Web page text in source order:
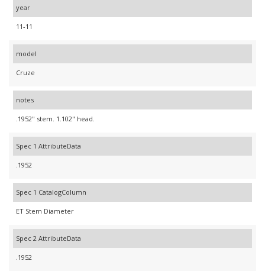
year
11-11
model
Cruze
notes
.1952" stem. 1.102" head.
Spec 1 AttributeData
.1952
Spec 1 CatalogColumn
ET Stem Diameter
Spec 2 AttributeData
.1952